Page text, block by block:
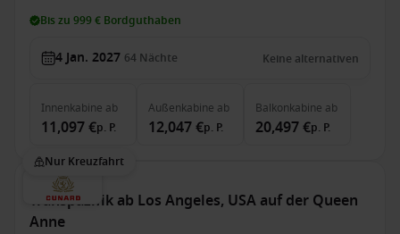
Bis zu 999 € Bordguthaben
4 Jan. 2027 64 Nächte Keine alternativen
Innenkabine ab
11,097 €p. P.
Außenkabine ab
12,047 €p. P.
Balkonkabine ab
20,497 €p. P.
Nur Kreuzfahrt
Transpazifik ab Los Angeles, USA auf der Queen
Anne